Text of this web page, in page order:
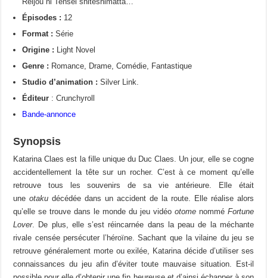
Épisodes : 12
Format :Série
Origine : Light Novel
Genre : Romance, Drame, Comédie, Fantastique
Studio d’animation : Silver Link.
Éditeur : Crunchyroll
Bande-annonce
Synopsis
Katarina Claes est la fille unique du Duc Claes. Un jour, elle se cogne
accidentellement la tête sur un rocher. C’est à ce moment qu’elle
retrouve tous les souvenirs de sa vie antérieure. Elle était
uneotaku décédée dans un accident de la route. Elle réalise alors
qu’elle se trouve dans le monde du jeu vidéo otomenommé Fortune
Lover. De plus, elle s’est réincarnée dans la peau de la méchante
rivale censée persécuter l’héroïne. Sachant que la vilaine du jeu se
retrouve généralement morte ou exilée, Katarina décide d’utiliser ses
connaissances du jeu afin d’éviter toute mauvaise situation. Est-il